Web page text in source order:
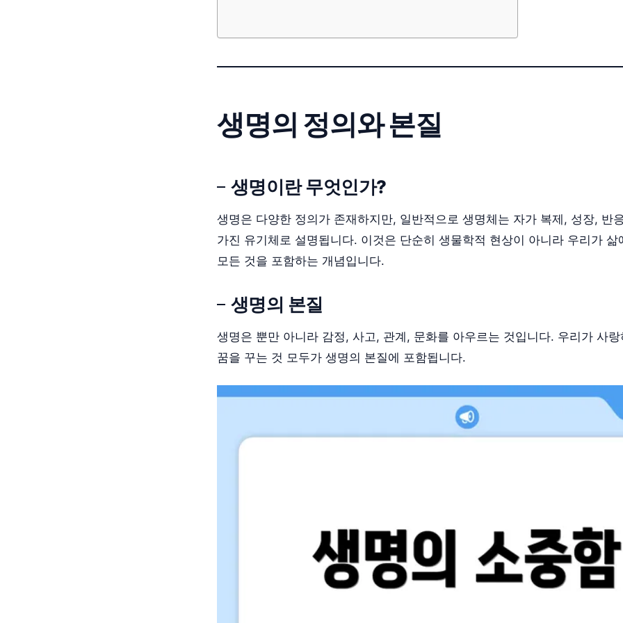
생명의 정의와 본질
생명이란 무엇인가?
생명은 다양한 정의가 존재하지만, 일반적으로 생명체는 자가 복제, 성장, 반
가진 유기체로 설명됩니다. 이것은 단순히 생물학적 현상이 아니라 우리가 삶
모든 것을 포함하는 개념입니다.
생명의 본질
생명은 뿐만 아니라 감정, 사고, 관계, 문화를 아우르는 것입니다. 우리가 사
꿈을 꾸는 것 모두가 생명의 본질에 포함됩니다.